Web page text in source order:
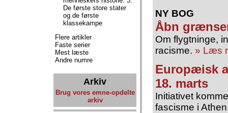
NY BOG
Åbn
Om flygtninge,
racisme. » Læs
Europæisk
18. marts
Initiativet
fascisme i
De første store stater
og de første
klassekampe
Flere artikler
Faste serier
Mest læste
Andre numre
Arkiv
Brug vores emne-opdelte
arkiv